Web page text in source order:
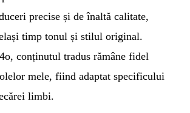
precise și de înaltă calitate,
timp tonul și stilul original.
conținutul tradus rămâne fidel
mele, fiind adaptat specificului
limbi.